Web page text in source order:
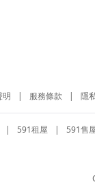
明 | 服務條款 | 隱
| 591租屋 | 591售